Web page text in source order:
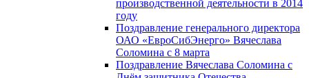
производственной деятельности в 2014
году
Поздравление генерального директора
ОАО «ЕвроСибЭнерго» Вячеслава
Соломина с 8 марта
Поздравление Вячеслава Соломина с